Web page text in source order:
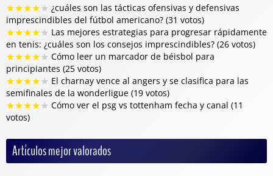
★★★★★ ¿cuáles son las tácticas ofensivas y defensivas
imprescindibles del fútbol americano? (31 votos)
★★★★★ Las mejores estrategias para progresar rápidamente
en tenis: ¿cuáles son los consejos imprescindibles? (26 votos)
★★★★★ Cómo leer un marcador de béisbol para
principiantes (25 votos)
★★★★★ El charnay vence al angers y se clasifica para las
semifinales de la wonderligue (19 votos)
★★★★★ Cómo ver el psg vs tottenham fecha y canal (11
votos)
Artículos mejor valorados